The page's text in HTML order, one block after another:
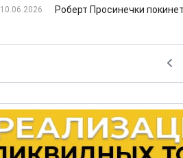
10.06.2026 Роберт Просинечки